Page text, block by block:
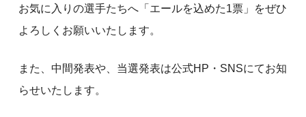
お気に入りの選手たちへ「エールを込めた1票」をぜひ
よろしくお願いいたします。
また、中間発表や、当選発表は公式HP・SNSにてお知
らせいたします。